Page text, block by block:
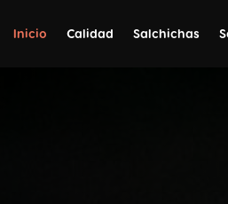
Inicio Calidad Salchichas